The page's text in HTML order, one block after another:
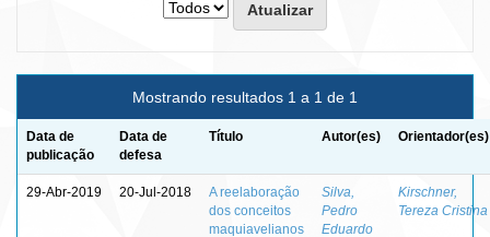
Mostrando resultados 1 a 1 de 1
Data de
publicação
Data de
defesa
Título Autor(es) Orientador(es)
29-Abr-2019 20-Jul-2018
A reelaboração
dos conceitos
maquiavelianos
Silva,
Pedro
Eduardo
Kirschner,
Tereza Cristina